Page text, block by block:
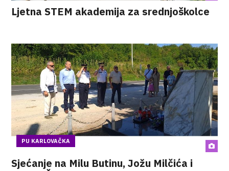
Ljetna STEM akademija za srednjoškolce
PU KARLOVAČKA
Sjećanje na Milu Butinu, Jožu Milčića i